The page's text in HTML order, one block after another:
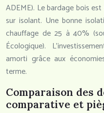
ADEME). Le bardage bois
sur isolant. Une bonne
chauffage de 25 à 40%
Écologique).
amorti grâce aux
terme.
Comparaison des
comparative et